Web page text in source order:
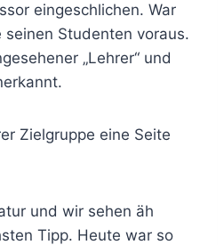
eingeschlichen. War
seinen Studenten voraus.
„Lehrer“ und
Zielgruppe eine Seite
und wir sehen äh
Tipp. Heute war so